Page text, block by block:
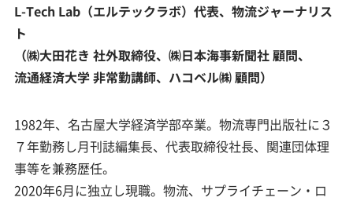
L-Tech Lab（エルテックラボ）代表、物流ジャーナリス
ト
（㈱大田花き 社外取締役、㈱日本海事新聞社 顧問、
流通経済大学 非常勤講師、ハコベル㈱ 顧問）
1982年、名古屋大学経済学部卒業。物流専門出版社に３
７年勤務し月刊誌編集長、代表取締役社長、関連団体理
事等を兼務歴任。
2020年6月に独立し現職。物流、サプライチェーン・ロ